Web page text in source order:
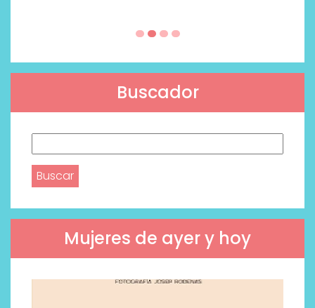
Buscador
Mujeres de ayer y hoy